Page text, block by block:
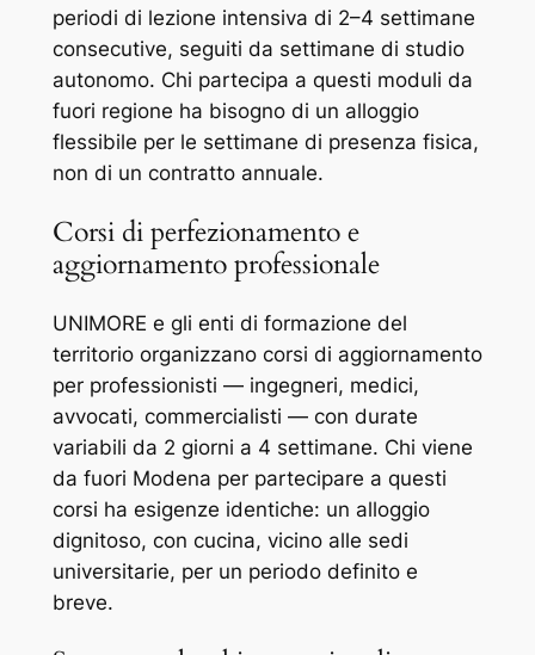
periodi di lezione intensiva di 2–4 settimane
consecutive, seguiti da settimane di studio
autonomo. Chi partecipa a questi moduli da
fuori regione ha bisogno di un alloggio
flessibile per le settimane di presenza fisica,
non di un contratto annuale.
Corsi di perfezionamento e
aggiornamento professionale
UNIMORE e gli enti di formazione del
territorio organizzano corsi di aggiornamento
per professionisti — ingegneri, medici,
avvocati, commercialisti — con durate
variabili da 2 giorni a 4 settimane. Chi viene
da fuori Modena per partecipare a questi
corsi ha esigenze identiche: un alloggio
dignitoso, con cucina, vicino alle sedi
universitarie, per un periodo definito e
breve.